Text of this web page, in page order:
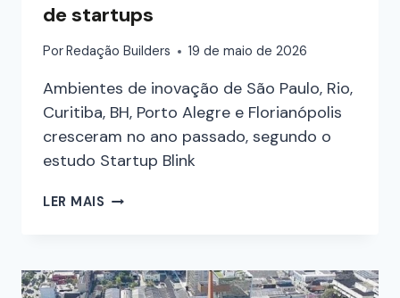
de startups
Por Redação Builders 19 de maio de 2026
Ambientes de inovação de São Paulo, Rio,
Curitiba, BH, Porto Alegre e Florianópolis
cresceram no ano passado, segundo o
estudo Startup Blink
LER MAIS